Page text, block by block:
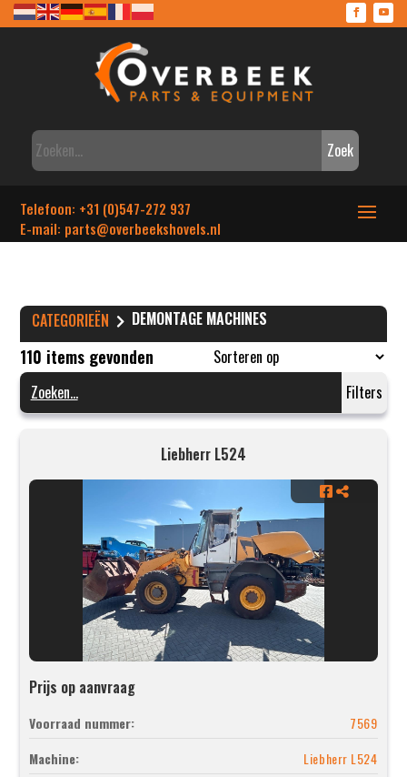
Zoek
Telefoon: +31 (0)547-272 937
E-mail: parts@overbeekshovels.nl
CATEGORIEËN DEMONTAGE MACHINES
110 items gevonden
Filters
Liebherr L524
Prijs op aanvraag
Voorraad nummer:
7569
Machine:
Liebherr L524